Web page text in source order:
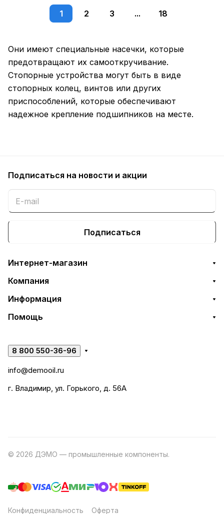
1 2 3 ... 18
Они имеют специальные насечки, которые
предотвращают их самооткручивание.
Стопорные устройства могут быть в виде
стопорных колец, винтов или других
приспособлений, которые обеспечивают
надежное крепление подшипников на месте.
Подписаться на новости и акции
Подписаться
Интернет-магазин
Компания
Информация
Помощь
8 800 550-36-96
info@demooil.ru
г. Владимир, ул. Горького, д. 56А
© 2026 ДЭМО — промышленные компоненты.
Конфиденциальность Оферта